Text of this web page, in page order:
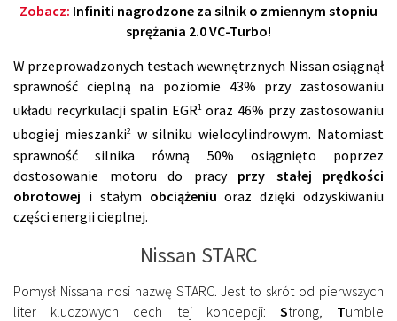
Zobacz: Infiniti nagrodzone za silnik o zmiennym stopniu
sprężania 2.0 VC-Turbo!
W przeprowadzonych testach wewnętrznych Nissan osiągnął
sprawność cieplną na poziomie 43% przy zastosowaniu
układu recyrkulacji spalin EGR1oraz 46% przy zastosowaniu
ubogiej mieszanki2w silniku wielocylindrowym. Natomiast
sprawność silnika równą 50% osiągnięto poprzez
dostosowanie motoru do pracy przy stałej prędkości
obrotowej i stałym obciążeniu oraz dzięki odzyskiwaniu
części energii cieplnej.
Nissan STARC
Pomysł Nissana nosi nazwę STARC. Jest to skrót od pierwszych
liter kluczowych cech tej koncepcji: Strong, Tumble